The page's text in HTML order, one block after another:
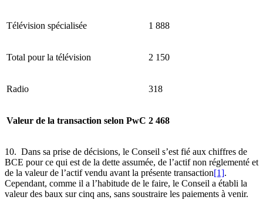
Télévision spécialisée 1 888
Total pour la télévision 2 150
Radio 318
Valeur de la transaction selon PwC 2 468
10. Dans sa prise de décisions, le Conseil s’est fié aux chiffres de
BCE pour ce qui est de la dette assumée, de l’actif non réglementé et
de la valeur de l’actif vendu avant la présente transaction[1].
Cependant, comme il a l’habitude de le faire, le Conseil a établi la
valeur des baux sur cinq ans, sans soustraire les paiements à venir.